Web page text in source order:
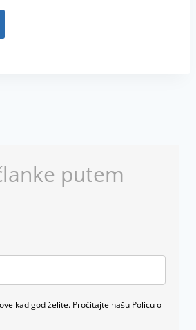
putem
kad god želite. Pročitajte našu Policu o